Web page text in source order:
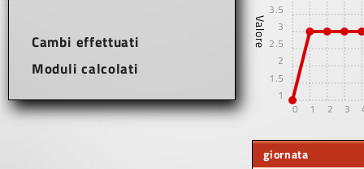
Cambi effettuati
Moduli calcolati
Valore
0 1 2 3
1
1.5
2
2.5
3
3.5
giornata